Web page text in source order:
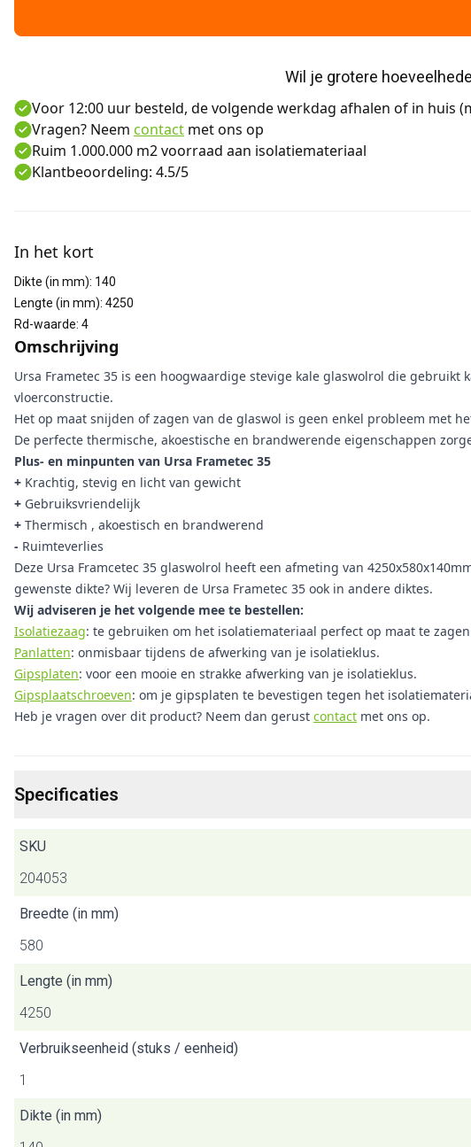
Wil je grotere
Voor 12:00 uur besteld, de volgende werkdag afhalen of in huis
Vragen? Neem contact met ons op
Ruim 1.000.000 m2 voorraad aan isolatiemateriaal
Klantbeoordeling: 4.5/5
In het kort
Dikte (in mm): 140
Lengte (in mm): 4250
Rd-waarde: 4
Omschrijving
Ursa Frametec 35 is een hoogwaardige stevige kale glaswolrol die
vloerconstructie.
Het op maat snijden of zagen van de glaswol is geen enkel probleem met
De perfecte thermische, akoestische en brandwerende eigenschappen
Plus- en minpunten van Ursa Frametec 35
+ Krachtig, stevig en licht van gewicht
+ Gebruiksvriendelijk
+ Thermisch , akoestisch en brandwerend
- Ruimteverlies
Deze Ursa Framcetec 35 glaswolrol heeft een afmeting van
gewenste dikte? Wij leveren de Ursa Frametec 35 ook in andere diktes.
Wij adviseren je het volgende mee te bestellen:
Isolatiezaag: te gebruiken om het isolatiemateriaal perfect op maat te
Panlatten: onmisbaar tijdens de afwerking van je isolatieklus.
Gipsplaten: voor een mooie en strakke afwerking van je isolatieklus.
Gipsplaatschroeven: om je gipsplaten te bevestigen tegen het
Heb je vragen over dit product? Neem dan gerust contact met ons op.
Specificaties
SKU
204053
Breedte (in mm)
580
Lengte (in mm)
4250
Verbruikseenheid (stuks / eenheid)
1
Dikte (in mm)